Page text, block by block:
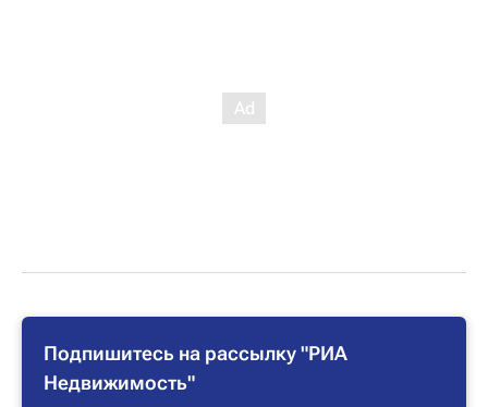
Подпишитесь на рассылку "РИА
Недвижимость"